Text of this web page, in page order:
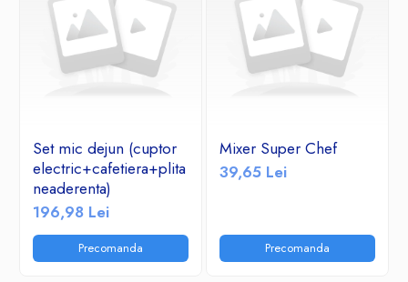
Set mic dejun (cuptor
electric+cafetiera+plita
neaderenta)
196,98 Lei
Precomanda
Mixer Super Chef
39,65 Lei
Precomanda